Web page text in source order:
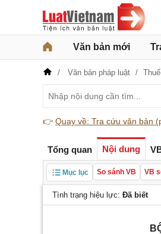
Văn bản mới
Văn bản pháp luật
👉 Quay về: Tra cứu văn bản
Tổng quan Nội dung
Mục lục So sánh VB VB
Tình trạng hiệu lực: Đã biết
B